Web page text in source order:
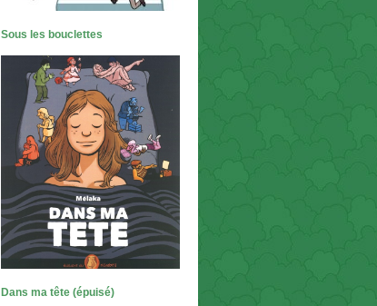
Sous les bouclettes
Dans ma tête (épuisé)